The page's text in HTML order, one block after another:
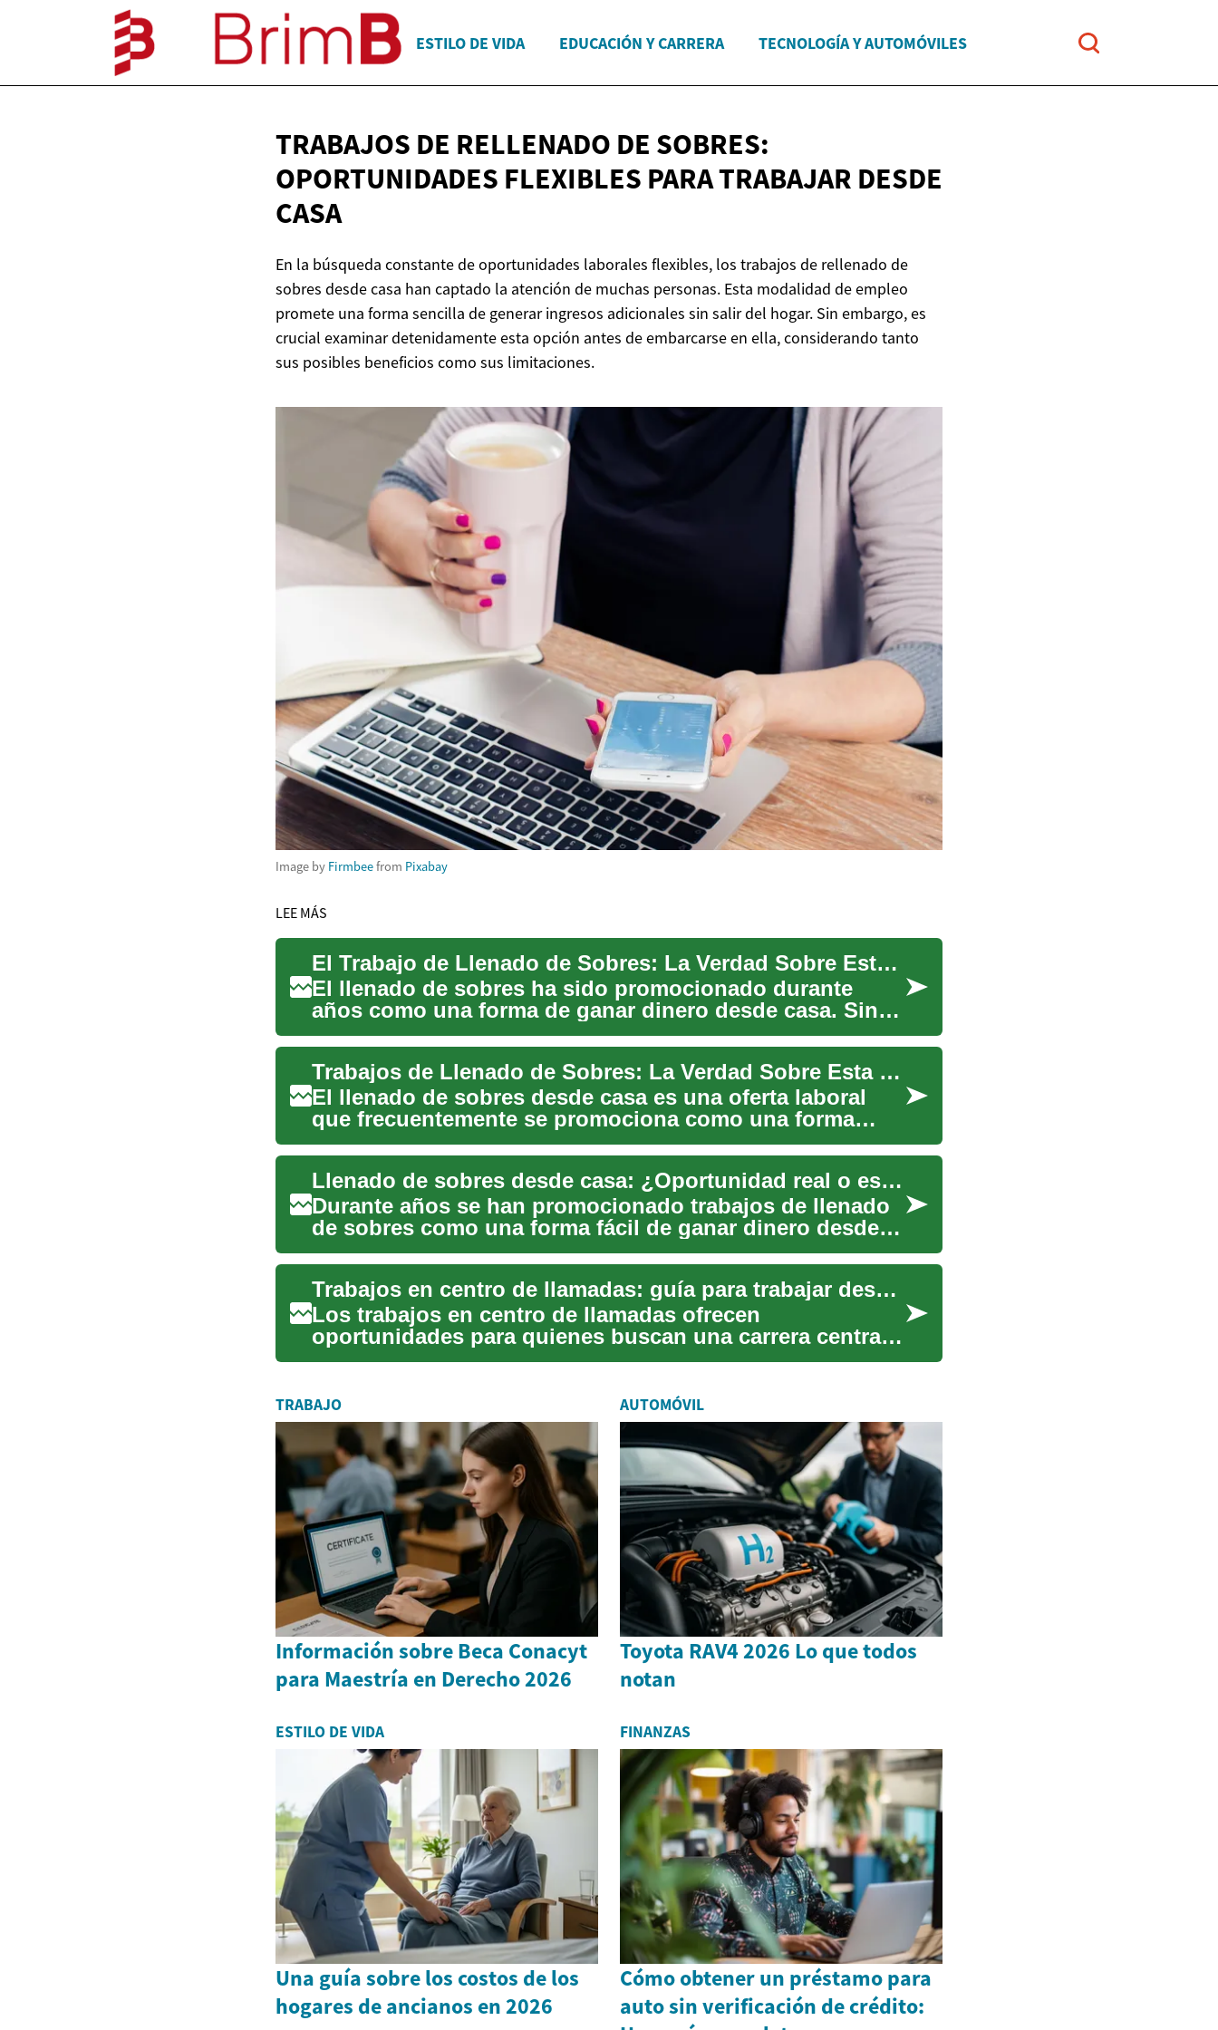
ESTILO DE VIDA EDUCACIÓN Y CARRERA TECNOLOGÍA Y AUTOMÓVILES
TRABAJOS DE RELLENADO DE SOBRES:
OPORTUNIDADES FLEXIBLES PARA TRABAJAR DESDE
CASA
En la búsqueda constante de oportunidades laborales flexibles, los trabajos de rellenado de
sobres desde casa han captado la atención de muchas personas. Esta modalidad de empleo
promete una forma sencilla de generar ingresos adicionales sin salir del hogar. Sin embargo, es
crucial examinar detenidamente esta opción antes de embarcarse en ella, considerando tanto
sus posibles beneficios como sus limitaciones.
Image by Firmbeefrom Pixabay
LEE MÁS
El Trabajo de Llenado de Sobres: La Verdad Sobre Esta Oportunidad Laboral
El llenado de sobres ha sido promocionado durante
años como una forma de ganar dinero desde casa. Sin
embargo, es cru...
Trabajos de Llenado de Sobres: La Verdad Sobre Esta Oportunidad Laboral
El llenado de sobres desde casa es una oferta laboral
que frecuentemente se promociona como una forma
sencilla de gan...
Llenado de sobres desde casa: ¿Oportunidad real o estafa?
Durante años se han promocionado trabajos de llenado
de sobres como una forma fácil de ganar dinero desde
casa. Esta ...
Trabajos en centro de llamadas: guía para trabajar desde casa
Los trabajos en centro de llamadas ofrecen
oportunidades para quienes buscan una carrera centrada
en la atención al c...
TRABAJO
Información sobre Beca Conacyt
para Maestría en Derecho 2026
AUTOMÓVIL
Toyota RAV4 2026 Lo que todos
notan
ESTILO DE VIDA
Una guía sobre los costos de los
hogares de ancianos en 2026
FINANZAS
Cómo obtener un préstamo para
auto sin verificación de crédito: